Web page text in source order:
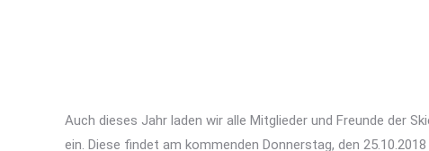
Auch dieses Jahr laden wir alle Mitglieder und Freunde der
ein. Diese findet am kommenden Donnerstag, den